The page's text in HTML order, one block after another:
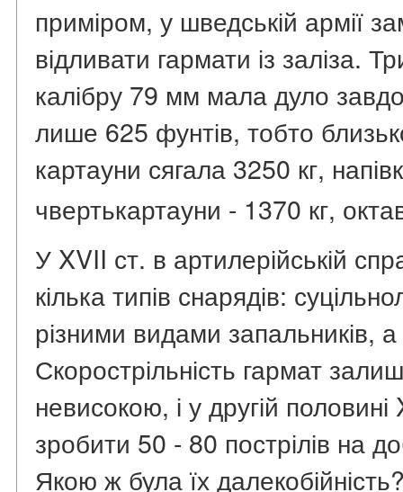
приміром, у шведській армії
відливати гармати із заліза.
калібру 79 мм мала дуло
лише 625 фунтів, тобто
картауни сягала 3250 кг,
чвертькартауни - 1370 кг,
У XVII ст. в артилерійській
кілька типів снарядів:
різними видами запальників,
Скорострільність гармат
невисокою, і у другій
зробити 50 - 80 пострілів на
Якою ж була їх